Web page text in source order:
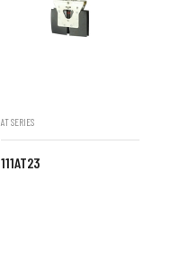
AT SERIES
111AT23